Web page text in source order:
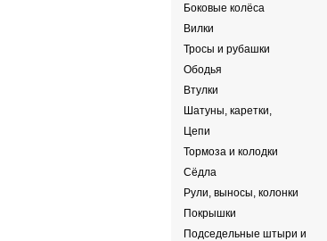
Боковые колёса
Вилки
Тросы и рубашки
Ободья
Втулки
Шатуны, каретки,
передние звезды
Цепи
Тормоза и колодки
Сёдла
Рули, выносы, колонки
Покрышки
Подседельные штыри и